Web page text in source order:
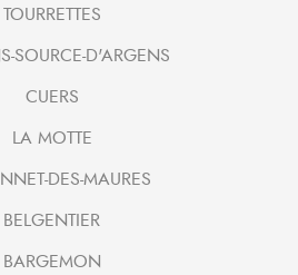
TOURRETTES
SOURCE-D'ARGENS
CUERS
LA MOTTE
DES-MAURES
BELGENTIER
BARGEMON